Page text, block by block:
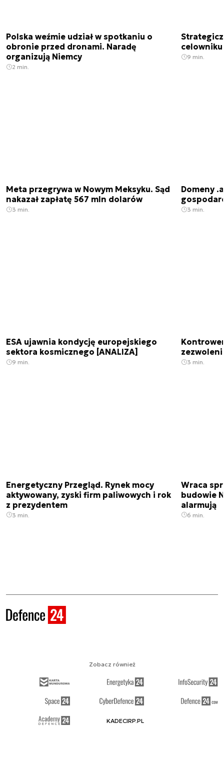
Polska weźmie udział w spotkaniu o
obronie przed dronami. Naradę
organizują Niemcy
2 min.
9 min.
Meta przegrywa w Nowym Meksyku. Sąd
nakazał zapłatę 567 mln dolarów
3 min.
Domeny
3 min.
ESA ujawnia kondycję europejskiego
sektora kosmicznego [ANALIZA]
9 min. 3 min.
Energetyczny Przegląd. Rynek mocy
aktywowany, zyski firm paliwowych i rok
z prezydentem
3 min.
Wraca
budowie
alarmują
6 min.
Zobacz również
KADECIRP.PL